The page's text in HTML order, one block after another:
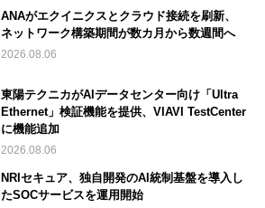
ANAがエクイニクスとクラウド接続を刷新、
ネットワーク構築期間が数カ月から数週間へ
2026.08.06
東陽テクニカがAIデータセンター向け「Ultra
Ethernet」検証機能を提供、VIAVI TestCenter
に機能追加
2026.08.06
NRIセキュア、独自開発のAI統制基盤を導入し
たSOCサービスを運用開始